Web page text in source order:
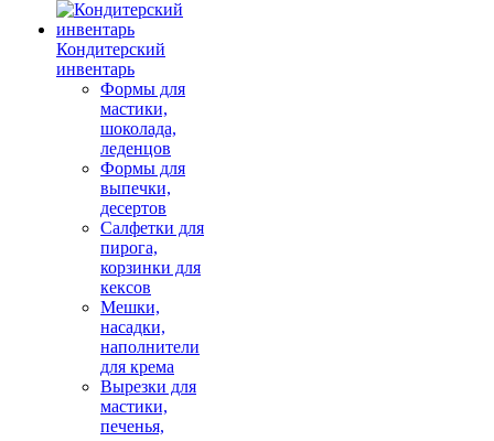
Кондитерский
инвентарь
Формы для
мастики,
шоколада,
леденцов
Формы для
выпечки,
десертов
Салфетки для
пирога,
корзинки для
кексов
Мешки,
насадки,
наполнители
для крема
Вырезки для
мастики,
печенья,